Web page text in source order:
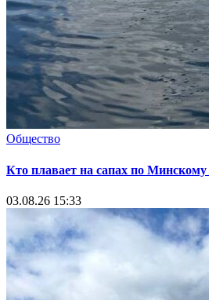
Общество
Кто плавает на сапах по
03.08.26 15:33